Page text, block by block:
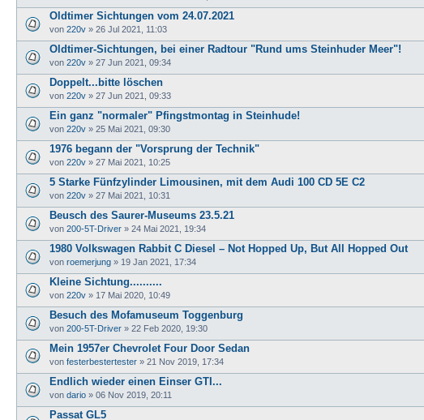
Oldtimer Sichtungen vom 24.07.2021
von 220v » 26 Jul 2021, 11:03
Oldtimer-Sichtungen, bei einer Radtour "Rund ums Steinhuder Meer"!
von 220v » 27 Jun 2021, 09:34
Doppelt...bitte löschen
von 220v » 27 Jun 2021, 09:33
Ein ganz "normaler" Pfingstmontag in Steinhude!
von 220v » 25 Mai 2021, 09:30
1976 begann der "Vorsprung der Technik"
von 220v » 27 Mai 2021, 10:25
5 Starke Fünfzylinder Limousinen, mit dem Audi 100 CD 5E C2
von 220v » 27 Mai 2021, 10:31
Beusch des Saurer-Museums 23.5.21
von 200-5T-Driver » 24 Mai 2021, 19:34
1980 Volkswagen Rabbit C Diesel – Not Hopped Up, But All Hopped Out
von roemerjung » 19 Jan 2021, 17:34
Kleine Sichtung..........
von 220v » 17 Mai 2020, 10:49
Besuch des Mofamuseum Toggenburg
von 200-5T-Driver » 22 Feb 2020, 19:30
Mein 1957er Chevrolet Four Door Sedan
von festerbestertester » 21 Nov 2019, 17:34
Endlich wieder einen Einser GTI...
von dario » 06 Nov 2019, 20:11
Passat GL5